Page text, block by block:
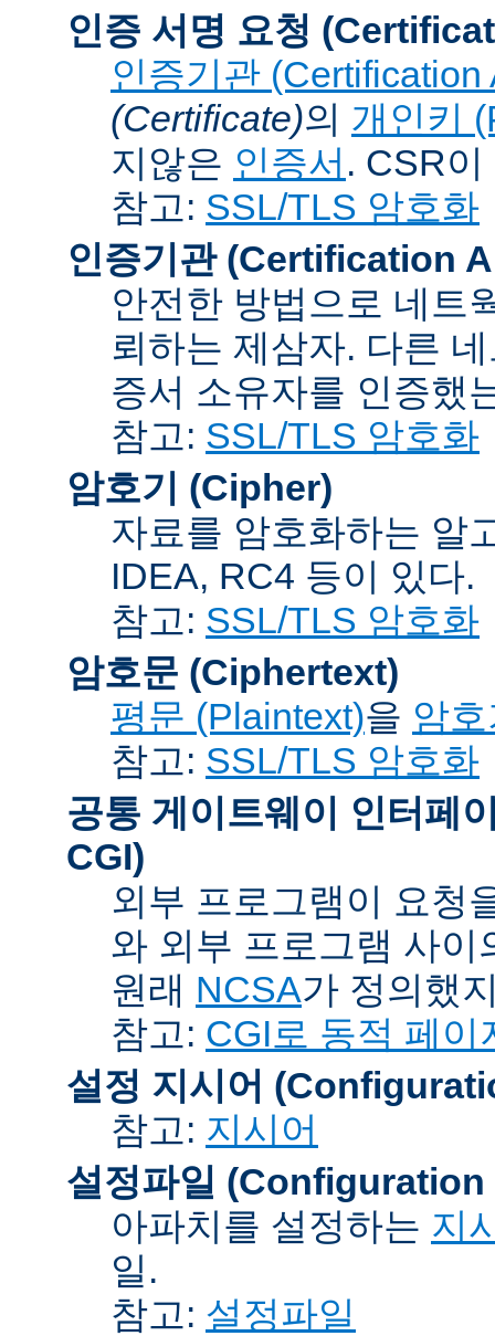
인증 서명 요청
인증기관 (Certification
(Certificate)의 개인키
지않은 인증서 . CSR
참고: SSL/TLS 암호화
인증기관 (Certification
안전한 방법으로 네트
뢰하는 제삼자. 다른
증서 소유자를 인증했
참고: SSL/TLS 암호화
암호기 (Cipher)
자료를 암호화하는 알
IDEA, RC4 등이 있다.
참고: SSL/TLS 암호화
암호문 (Ciphertext)
평문 (Plaintext)을 암
참고: SSL/TLS 암호화
공통 게이트웨이 인터페
CGI)
외부 프로그램이 요청
와 외부 프로그램 사
원래 NCSA가 정의했
참고: CGI로 동적 페이
설정 지시어
참고: 지시어
설정파일 (Configuration
아파치를 설정하는 지
일.
참고: 설정파일